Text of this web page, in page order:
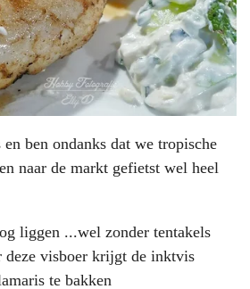
ben ondanks dat we tropische
naar de markt gefietst wel heel
liggen ...wel zonder tentakels
deze visboer krijgt de inktvis
te bakken